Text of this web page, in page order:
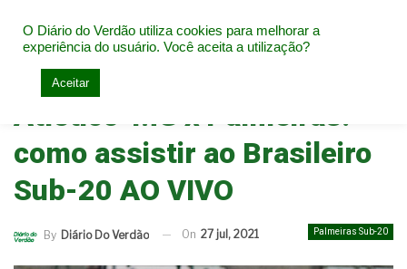
Home Base do Palmeiras
Atlético-MG x Palmeiras:
como assistir ao Brasileiro
Sub-20 AO VIVO
Palmeiras Sub-20
By Diário Do Verdão On 27 jul, 2021
O Diário do Verdão utiliza cookies para melhorar a
experiência do usuário. Você aceita a utilização?
Aceitar